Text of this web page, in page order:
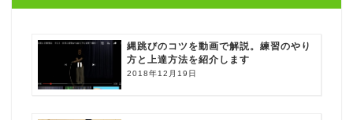
縄跳びのコツを動画で解説。練習のやり
方と上達方法を紹介します
2018年12月19日